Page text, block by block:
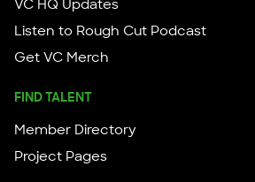
VC HQ Updates
Listen to Rough Cut Podcast
Get VC Merch
FIND TALENT
Member Directory
Project Pages